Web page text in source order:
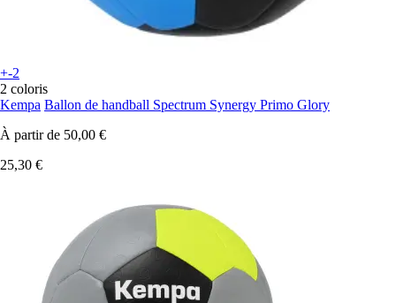
+-2
2 coloris
Kempa Ballon de handball Spectrum Synergy Primo Glory
À partir de 50,00 €
25,30 €